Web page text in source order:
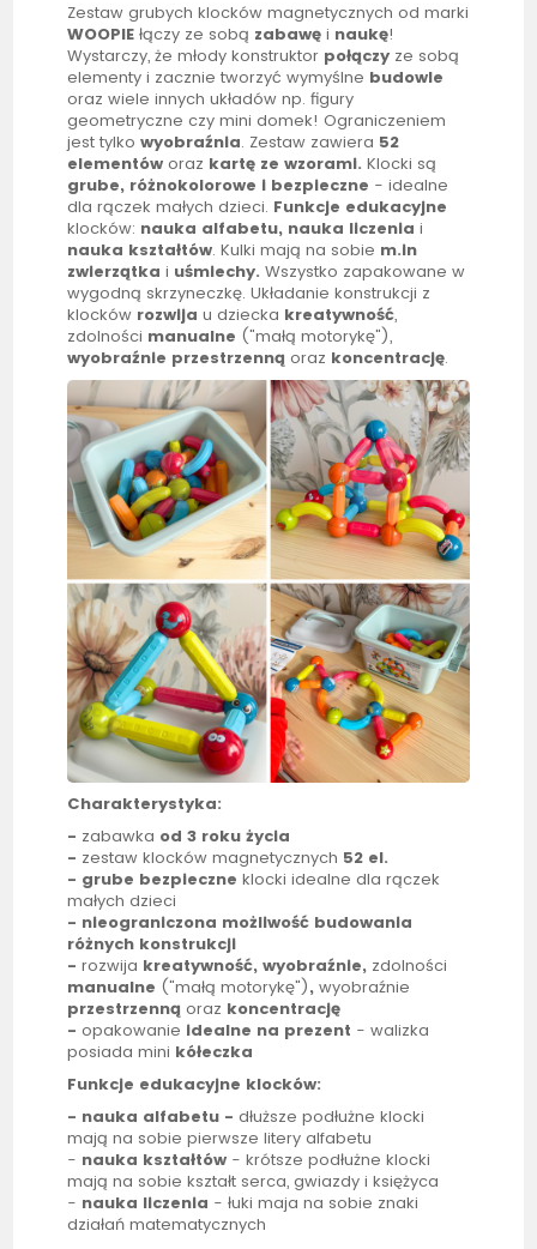
Zestaw grubych klocków magnetycznych od marki
WOOPIE łączy ze sobą zabawę i naukę!
Wystarczy, że młody konstruktor połączy ze sobą
elementy i zacznie tworzyć wymyślne budowle
oraz wiele innych układów np. figury
geometryczne czy mini domek! Ograniczeniem
jest tylkowyobraźnia. Zestaw zawiera 52
elementów oraz kartę ze wzorami.Klocki są
grube, różnokolorowe i bezpieczne - idealne
dla rączek małych dzieci. Funkcje edukacyjne
klocków: nauka alfabetu, nauka liczeniai
nauka kształtów. Kulki mają na sobie m.in
zwierzątkai uśmiechy. Wszystko zapakowane w
wygodną skrzyneczkę. Układanie konstrukcji z
klocków rozwijau dziecka kreatywność,
zdolności manualne ("małą motorykę"),
wyobraźnie przestrzenną oraz koncentrację.
Charakterystyka:
- zabawka od 3 roku życia
- zestaw klocków magnetycznych 52 el.
- grube bezpieczneklocki idealne dla rączek
małych dzieci
- nieograniczona możliwość budowania
różnych konstrukcji
-rozwija kreatywność, wyobraźnie, zdolności
manualne ("małą motorykę"),wyobraźnie
przestrzenną oraz koncentrację
- opakowanie idealne na prezent - walizka
posiada mini kółeczka
Funkcje edukacyjne klocków:
- nauka alfabetu -dłuższe podłużne klocki
mają na sobie pierwsze litery alfabetu
- nauka kształtów - krótsze podłużne klocki
mają na sobie kształt serca, gwiazdy i księżyca
- nauka liczenia - łuki maja na sobie znaki
działań matematycznych